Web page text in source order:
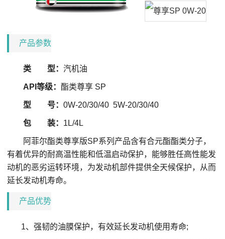
产品参数
类 型：汽机油
API等级： 酯类尊享 SP
型 号：0W-20/30/40 5W-20/30/40
包 装： 1L/4L
阿菲尔酯类尊享版SP系列产品含有合元酯酯类分子，
有着优异的耐高温性能和低温启动保护，能够胜任高性能发
动机的恶劣运转环境，为发动机部件提供全天候保护，从而
延长发动机寿命。
产品优势
1、强韧的油膜保护，有效延长发动机使用寿命;